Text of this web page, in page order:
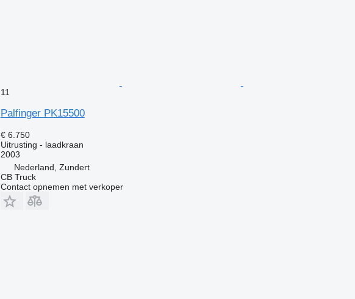
11
Palfinger PK15500
€ 6.750
Uitrusting - laadkraan
2003
Nederland, Zundert
CB Truck
Contact opnemen met verkoper